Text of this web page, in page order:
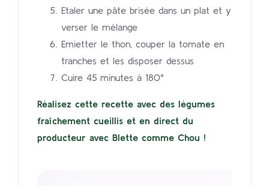
Etaler une pâte brisée dans un plat et y
verser le mélange
Emietter le thon, couper la tomate en
tranches et les disposer dessus
Cuire 45 minutes à 180°
Réalisez cette recette avec des légumes
fraîchement cueillis et en direct du
producteur avec Blette comme Chou !